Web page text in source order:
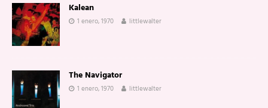
Kalean
1 enero, 1970 littlewalter
The Navigator
1 enero, 1970 littlewalter